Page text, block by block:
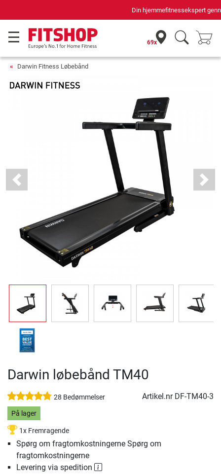
Din hjemmefitnessekspert gennem 42 år
69x
Darwin Fitness Løbebånd
Previous Next
Darwin løbebånd TM40
28 Bedømmelser Artikel.nr DF-TM40-3
På lager
1x Fremragende
Spørg om fragtomkostningerne Spørg om
fragtomkostningerne
Levering via spedition